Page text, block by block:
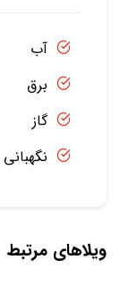
آب
برق
گاز
نگهبانی
ویلاهای مرتبط